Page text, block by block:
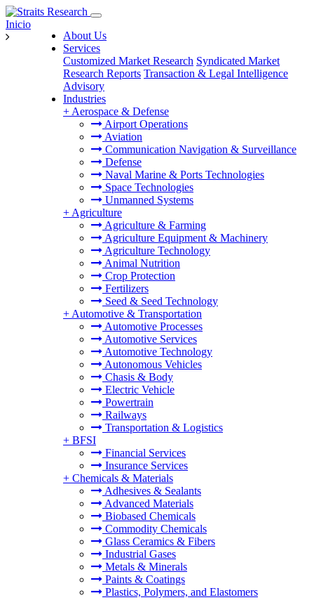
About Us
Services
Customized Market Research Syndicated Market
Research Reports Transaction & Legal Intelligence
Advisory
Industries
+ Aerospace & Defense
Airport Operations
Aviation
Communication Navigation & Surveillance
Defense
Naval Marine & Ports Technologies
Space Technologies
Unmanned Systems
+ Agriculture
Agriculture & Farming
Agriculture Equipment & Machinery
Agriculture Technology
Animal Nutrition
Crop Protection
Fertilizers
Seed & Seed Technology
+ Automotive & Transportation
Automotive Processes
Automotive Services
Automotive Technology
Autonomous Vehicles
Chasis & Body
Electric Vehicle
Powertrain
Railways
Transportation & Logistics
+ BFSI
Financial Services
Insurance Services
+ Chemicals & Materials
Adhesives & Sealants
Advanced Materials
Biobased Chemicals
Commodity Chemicals
Glass Ceramics & Fibers
Industrial Gases
Metals & Minerals
Paints & Coatings
Plastics, Polymers, and Elastomers
Inicio